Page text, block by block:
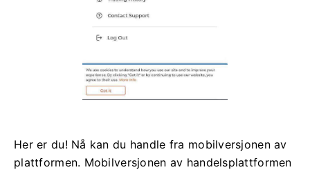
Her er du! Nå kan du handle fra mobilversjonen av
plattformen. Mobilversjonen av handelsplattformen